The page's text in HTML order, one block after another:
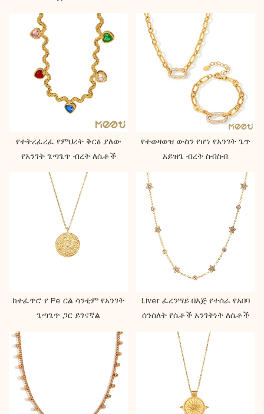
የተትረፈረፈ የምህረት ቅርፅ ያለው
የአንገት ጌጣጌጥ ብረት ለሴቶች
የተወዛወዝ ውስን የሆነ የአንገት ጌጥ
አይዝጌ ብረት ስብስብ
ከተፈጥሮ የ Pe ርል ሳንቲም የአንገት
ጌጣጌጥ ጋር ይገናኛል
Liver ፈረንሣይ በእጅ የተሰራ የአበባ
ሰንሰለት የሴቶች አንገትነት ለሴቶች